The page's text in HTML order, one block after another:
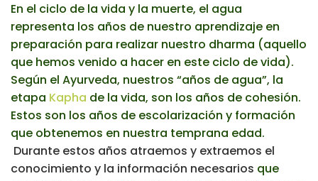
En el ciclo de la vida y la muerte, el agua
representa los años de nuestro aprendizaje en
preparación para realizar nuestro dharma (aquello
que hemos venido a hacer en este ciclo de vida).
Según el Ayurveda, nuestros “años de agua”, la
etapa Kapha de la vida, son los años de cohesión.
Estos son los años de escolarización y formación
que obtenemos en nuestra temprana edad.
Durante estos años atraemos y extraemos el
conocimiento y la información necesarios que